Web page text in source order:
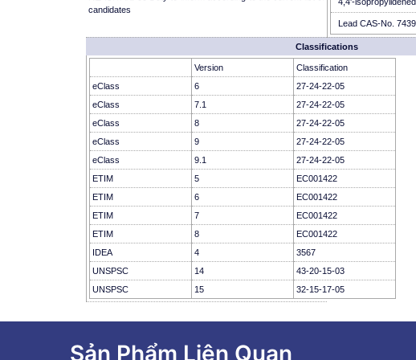
candidates
Lead CAS-No.
Classifications
Version
Classification
eClass
6
27-24-22-05
eClass
7.1
27-24-22-05
eClass
8
27-24-22-05
eClass
9
27-24-22-05
eClass
9.1
27-24-22-05
ETIM
5
EC001422
ETIM
6
EC001422
ETIM
7
EC001422
ETIM
8
EC001422
IDEA
4
3567
UNSPSC
14
43-20-15-03
UNSPSC
15 32-15-17-05
Sản Phẩm Liên Quan